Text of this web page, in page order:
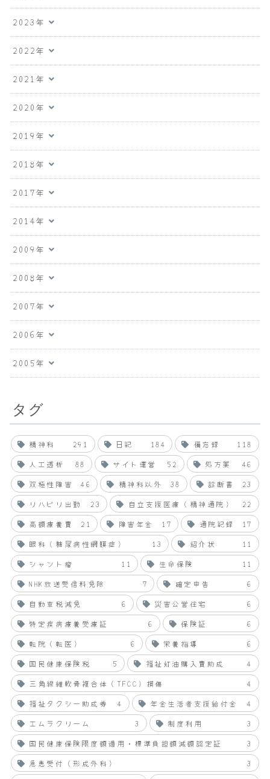
2023年
2022年
2021年
2020年
2019年
2018年
2017年
2014年
2009年
2008年
2007年
2006年
2005年
タグ
精神科 291 日記 184 備忘録
118
人工透析
88 サイト運営 52 処方薬
46
双極性障害
46 精神科以外 38 診断書
23
リハビリ出勤
23 自立支援医療（精神通院）
22
高額療養費
21 障害年金 17 通院記録
17
眼科（糖尿病性網膜症）
13 紹介状
11
シャント瘤
11 生命保険
11
NHK放送受信料免除
7 確定申告
6
自動車税減免
6 災害公営住宅
6
特定疾病療養受療証
6 保険証
6
転院（転医）
6 栄養指導
6
国民健康保険税
5 福祉灯油購入費助成
4
三角線維軟骨複合体（TFCC）損傷
4
福祉タクシー助成券
4 年金生活者支援給付金
4
エムラクリーム
3 制度利用
3
国民健康保険限度額適用・標準負担額減額認定証
3
急患受付（形成外科）
3